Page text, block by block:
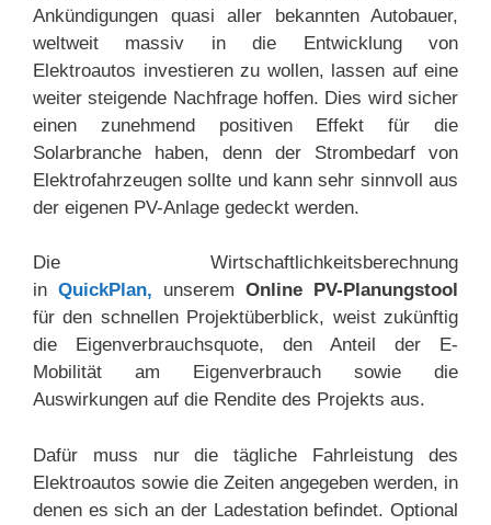
Ankündigungen quasi aller bekannten Autobauer,
weltweit massiv in die Entwicklung von
Elektroautos investieren zu wollen, lassen auf eine
weiter steigende Nachfrage hoffen. Dies wird sicher
einen zunehmend positiven Effekt für die
Solarbranche haben, denn der Strombedarf von
Elektrofahrzeugen sollte und kann sehr sinnvoll aus
der eigenen PV-Anlage gedeckt werden.
Die Wirtschaftlichkeitsberechnung
in QuickPlan, unserem Online PV-Planungstool
für den schnellen Projektüberblick, weist zukünftig
die Eigenverbrauchsquote, den Anteil der E-
Mobilität am Eigenverbrauch sowie die
Auswirkungen auf die Rendite des Projekts aus.
Dafür muss nur die tägliche Fahrleistung des
Elektroautos sowie die Zeiten angegeben werden, in
denen es sich an der Ladestation befindet. Optional